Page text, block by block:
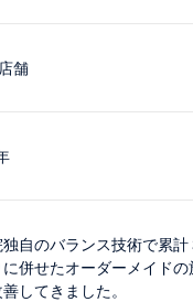
店舗
独自のバランス技術で累
に併せたオーダーメイド
してきました。